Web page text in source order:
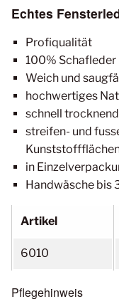
Echtes
Profiqualität
100% Schafleder
Weich und
hochwertiges
schnell trocknend
streifen- und
in
Handwäsche bis
Artikel
6010
Pflegehinweis